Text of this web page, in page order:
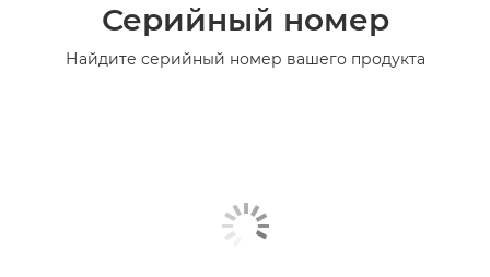
Серийный номер
Найдите серийный номер вашего продукта